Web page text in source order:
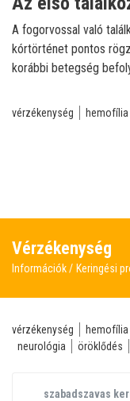
A fogorvossal való
kórtörténet pontos
korábbi betegség
vérzékenység hemofília
Vérzékenység
Információk Keringési
vérzékenység hemofília
neurológia
öröklődés